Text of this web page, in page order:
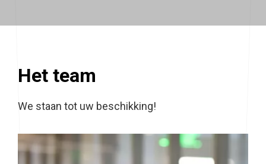
Het team
We staan tot uw beschikking!